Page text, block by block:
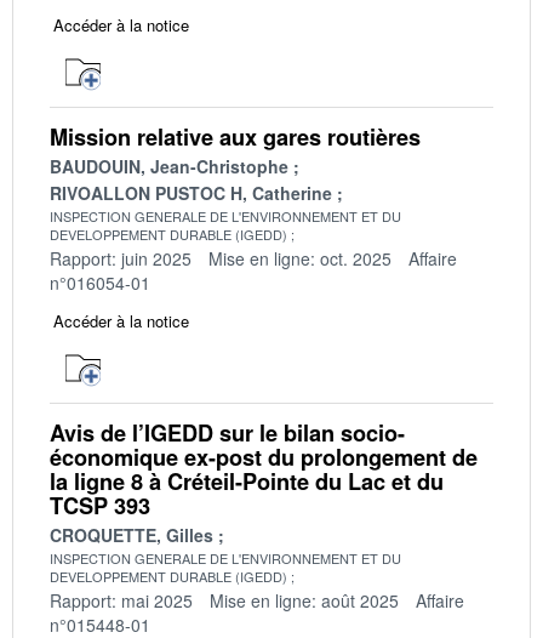
Accéder à la notice
Mission relative aux gares routières
BAUDOUIN, Jean-Christophe
RIVOALLON PUSTOC H, Catherine
INSPECTION GENERALE DE L'ENVIRONNEMENT ET DU
DEVELOPPEMENT DURABLE (IGEDD)
Rapport: juin 2025 Mise en ligne: oct. 2025
Affaire
n°016054-01
Accéder à la notice
Avis de l’IGEDD sur le bilan socio-
économique ex-post du prolongement de
la ligne 8 à Créteil-Pointe du Lac et du
TCSP 393
CROQUETTE, Gilles
INSPECTION GENERALE DE L'ENVIRONNEMENT ET DU
DEVELOPPEMENT DURABLE (IGEDD)
Rapport: mai 2025 Mise en ligne: août 2025
Affaire
n°015448-01